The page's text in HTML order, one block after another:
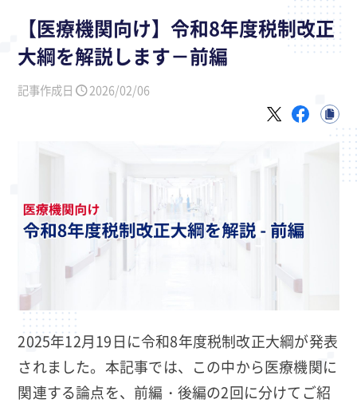
【医療機関向け】令和8年度税制改正
大綱を解説します－前編
記事作成日 2026/02/06
2025年12月19日に令和8年度税制改正大綱が発表
されました。本記事では、この中から医療機関に
関連する論点を、前編・後編の2回に分けてご紹